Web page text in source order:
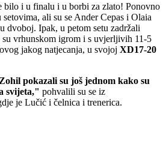
bilo i u finalu i u borbi za zlato! Ponovno
ali su se Ander Cepas i Olaia
dvoboj. Ipak, u petom setu zadržali
vrhunskom igrom i s uvjerljivih 11-5
jakog natjecanja, u svojoj XD17-20
pokazali su još jednom kako su
svijeta," pohvalili su se iz
je Lučić i čelnica i trenerica.